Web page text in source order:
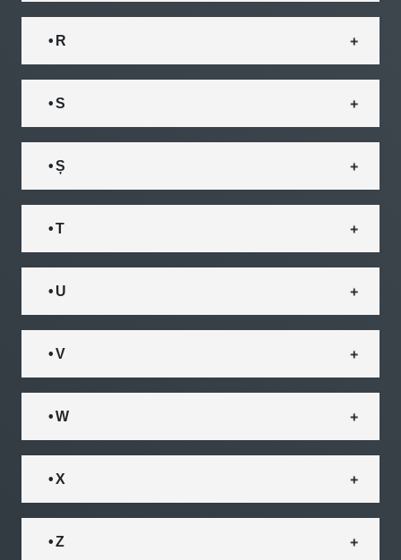
• R
• S
• Ș
• T
• U
• V
• W
• X
• Z